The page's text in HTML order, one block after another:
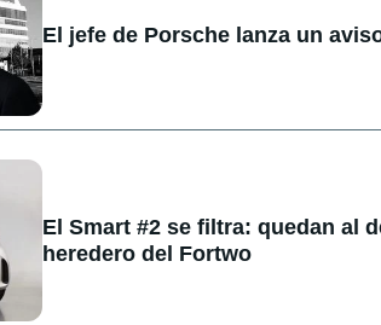
El jefe de Porsche lanza un
El Smart #2 se filtra: quedan al
heredero del Fortwo